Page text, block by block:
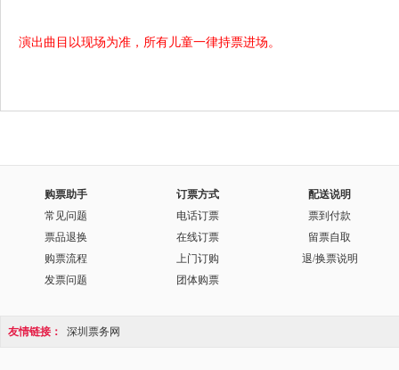
演出曲目以现场为准，所有儿童一律持票进场。
购票助手
常见问题
票品退换
购票流程
发票问题
订票方式
电话订票
在线订票
上门订购
团体购票
配送说明
票到付款
留票自取
退/换票说明
友情链接： 深圳票务网